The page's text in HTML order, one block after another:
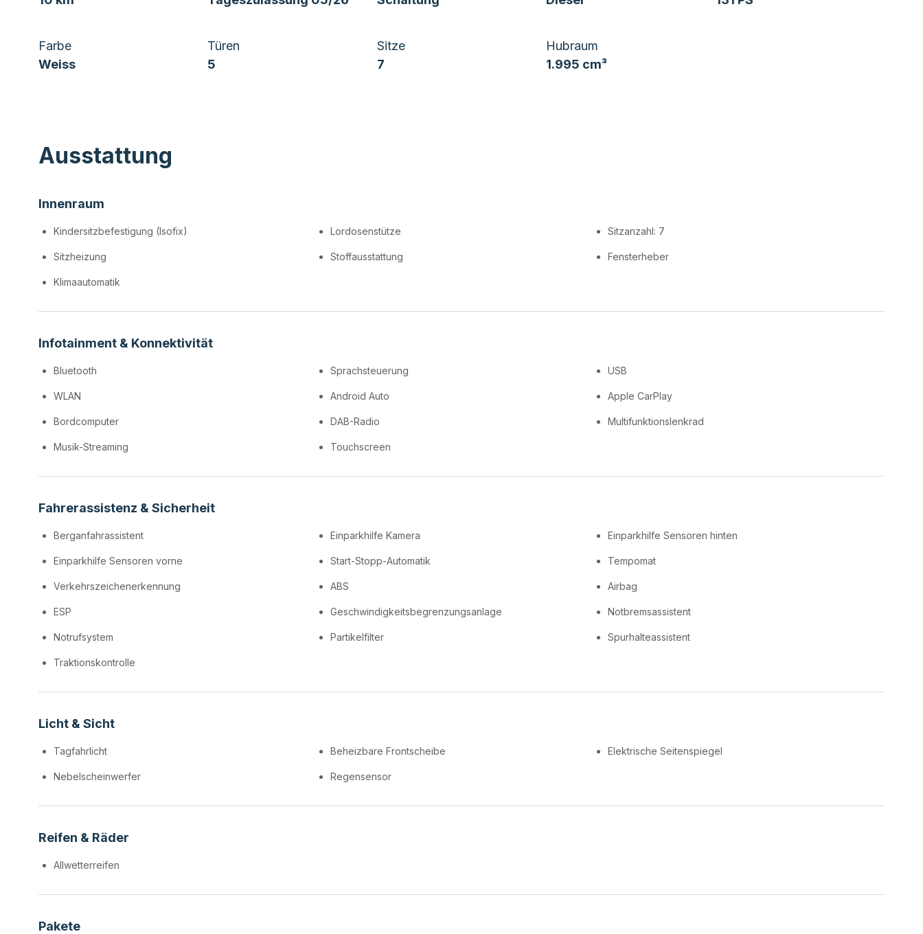
Farbe
Weiss
Türen
5
Sitze
7
Hubraum
1.995 cm³
Ausstattung
Innenraum
Kindersitzbefestigung (Isofix) Lordosenstütze Sitzanzahl: 7
Sitzheizung Stoffausstattung Fensterheber
Klimaautomatik
Infotainment & Konnektivität
Bluetooth Sprachsteuerung USB
WLAN Android Auto Apple CarPlay
Bordcomputer DAB-Radio Multifunktionslenkrad
Musik-Streaming Touchscreen
Fahrerassistenz & Sicherheit
Berganfahrassistent Einparkhilfe Kamera Einparkhilfe Sensoren hinten
Einparkhilfe Sensoren vorne Start-Stopp-Automatik Tempomat
Verkehrszeichenerkennung ABS Airbag
ESP Geschwindigkeitsbegrenzungsanlage Notbremsassistent
Notrufsystem Partikelfilter Spurhalteassistent
Traktionskontrolle
Licht & Sicht
Tagfahrlicht Beheizbare Frontscheibe Elektrische Seitenspiegel
Nebelscheinwerfer Regensensor
Reifen & Räder
Allwetterreifen
Pakete